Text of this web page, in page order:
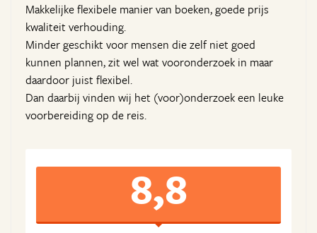
Makkelijke flexibele manier van boeken, goede prijs
kwaliteit verhouding.
Minder geschikt voor mensen die zelf niet goed
kunnen plannen, zit wel wat vooronderzoek in maar
daardoor juist flexibel.
Dan daarbij vinden wij het (voor)onderzoek een leuke
voorbereiding op de reis.
8,8